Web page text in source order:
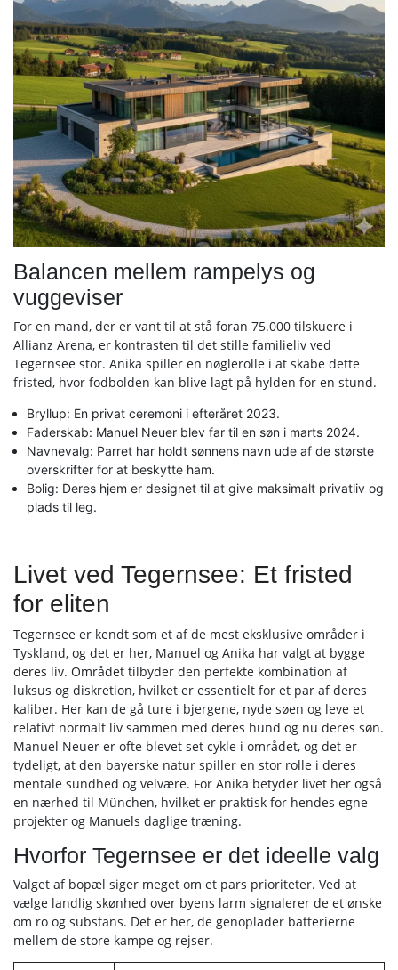
Balancen mellem rampelys og
vuggeviser
For en mand, der er vant til at stå foran 75.000 tilskuere i
Allianz Arena, er kontrasten til det stille familieliv ved
Tegernsee stor. Anika spiller en nøglerolle i at skabe dette
fristed, hvor fodbolden kan blive lagt på hylden for en stund.
Bryllup: En privat ceremoni i efteråret 2023.
Faderskab: Manuel Neuer blev far til en søn i marts 2024.
Navnevalg: Parret har holdt sønnens navn ude af de største
overskrifter for at beskytte ham.
Bolig: Deres hjem er designet til at give maksimalt privatliv og
plads til leg.
Livet ved Tegernsee: Et fristed
for eliten
Tegernsee er kendt som et af de mest eksklusive områder i
Tyskland, og det er her, Manuel og Anika har valgt at bygge
deres liv. Området tilbyder den perfekte kombination af
luksus og diskretion, hvilket er essentielt for et par af deres
kaliber. Her kan de gå ture i bjergene, nyde søen og leve et
relativt normalt liv sammen med deres hund og nu deres søn.
Manuel Neuer er ofte blevet set cykle i området, og det er
tydeligt, at den bayerske natur spiller en stor rolle i deres
mentale sundhed og velvære. For Anika betyder livet her også
en nærhed til München, hvilket er praktisk for hendes egne
projekter og Manuels daglige træning.
Hvorfor Tegernsee er det ideelle valg
Valget af bopæl siger meget om et pars prioriteter. Ved at
vælge landlig skønhed over byens larm signalerer de et ønske
om ro og substans. Det er her, de genoplader batterierne
mellem de store kampe og rejser.